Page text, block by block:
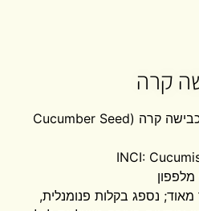
קרה
שמן זרעי מלפפון אורגני בכבישה קרה (Cucumber Seed
1 (נמוך מאוד; נספג בקלות פנומנלית,